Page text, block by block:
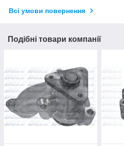
Всі умови повернення
Подібні товари компанії